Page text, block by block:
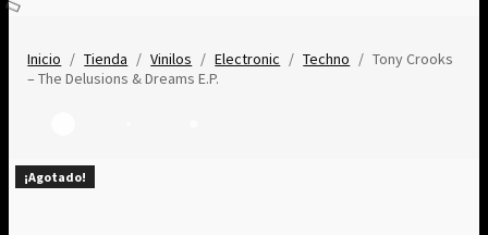
Inicio / Tienda / Vinilos / Electronic / Techno / Tony Crooks
– The Delusions & Dreams E.P.
¡Agotado!
¡Agotado!
¡Agotado!
¡Agotado!
¡Agotado!
¡Agotado!
¡Agotado!
¡Agotado!
¡Agotado!